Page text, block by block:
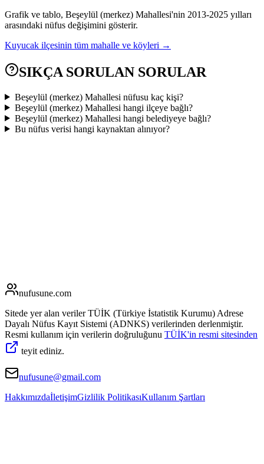
Grafik ve tablo, Beşeylül (merkez) Mahallesi'nin 2013-2025 yılları
arasındaki nüfus değişimini gösterir.
Kuyucak ilçesinin tüm mahalle ve köyleri →
SIKÇA SORULAN SORULAR
Beşeylül (merkez) Mahallesi nüfusu kaç kişi?
Beşeylül (merkez) Mahallesi hangi ilçeye bağlı?
Beşeylül (merkez) Mahallesi hangi belediyeye bağlı?
Bu nüfus verisi hangi kaynaktan alınıyor?
nufusune.com
Sitede yer alan veriler TÜİK (Türkiye İstatistik Kurumu) Adrese
Dayalı Nüfus Kayıt Sistemi (ADNKS) verilerinden derlenmiştir.
Resmi kullanım için verilerin doğruluğunu TÜİK'in resmi sitesinden
teyit ediniz.
nufusune@gmail.com
HakkımızdaİletişimGizlilik PolitikasıKullanım Şartları